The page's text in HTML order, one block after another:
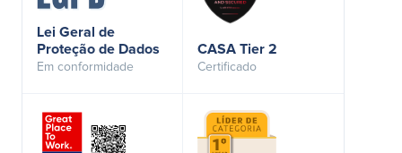
Lei Geral de
Proteção de Dados
Em conformidade
CASA Tier 2
Certificado